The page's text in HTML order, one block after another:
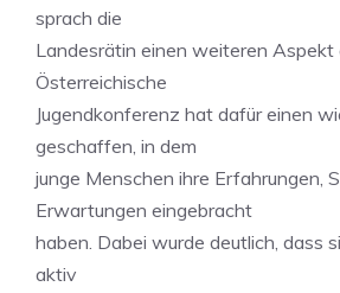
sprach die
Landesrätin einen weiteren Aspekt
Österreichische
Jugendkonferenz hat dafür einen
geschaffen, in dem
junge Menschen ihre Erfahrungen,
Erwartungen eingebracht
haben. Dabei wurde deutlich, dass
aktiv